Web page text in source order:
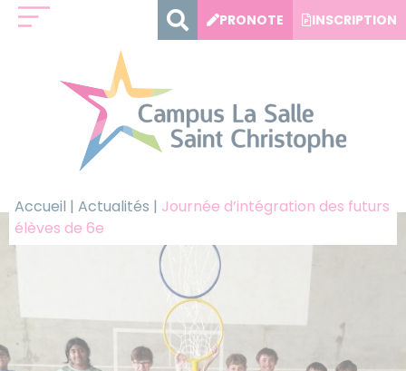
PRONOTE INSCRIPTION
Accueil | Actualités | Journée d’intégration des futurs
élèves de 6e
Panneau de gestion des cookies